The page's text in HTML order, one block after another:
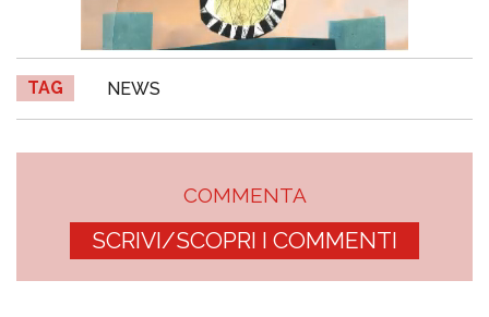
TAG NEWS
COMMENTA
SCRIVI/SCOPRI I COMMENTI